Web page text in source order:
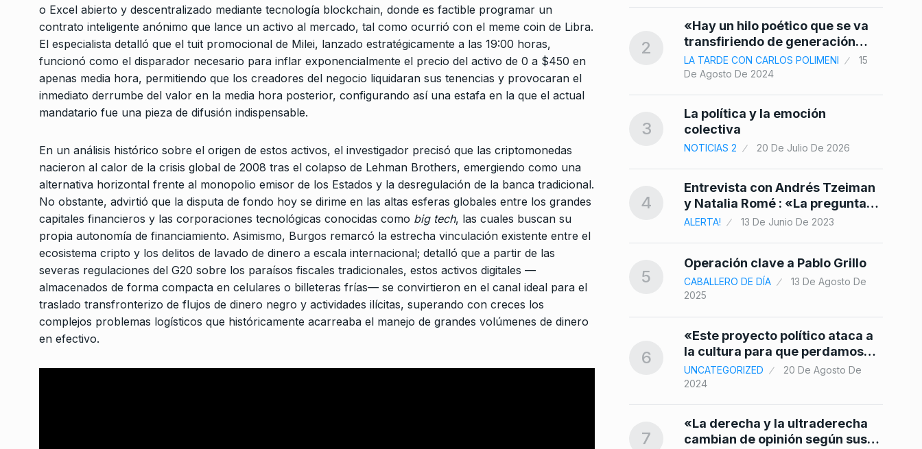
o Excel abierto y descentralizado mediante tecnología blockchain, donde es factible programar un
contrato inteligente anónimo que lance un activo al mercado, tal como ocurrió con el meme coin de Libra.
El especialista detalló que el tuit promocional de Milei, lanzado estratégicamente a las 19:00 horas,
funcionó como el disparador necesario para inflar exponencialmente el precio del activo de 0 a $450 en
apenas media hora, permitiendo que los creadores del negocio liquidaran sus tenencias y provocaran el
inmediato derrumbe del valor en la media hora posterior, configurando así una estafa en la que el actual
mandatario fue una pieza de difusión indispensable.
En un análisis histórico sobre el origen de estos activos, el investigador precisó que las criptomonedas
nacieron al calor de la crisis global de 2008 tras el colapso de Lehman Brothers, emergiendo como una
alternativa horizontal frente al monopolio emisor de los Estados y la desregulación de la banca tradicional.
No obstante, advirtió que la disputa de fondo hoy se dirime en las altas esferas globales entre los grandes
capitales financieros y las corporaciones tecnológicas conocidas como big tech, las cuales buscan su
propia autonomía de financiamiento. Asimismo, Burgos remarcó la estrecha vinculación existente entre el
ecosistema cripto y los delitos de lavado de dinero a escala internacional; detalló que a partir de las
severas regulaciones del G20 sobre los paraísos fiscales tradicionales, estos activos digitales —
almacenados de forma compacta en celulares o billeteras frías— se convirtieron en el canal ideal para el
traslado transfronterizo de flujos de dinero negro y actividades ilícitas, superando con creces los
complejos problemas logísticos que históricamente acarreaba el manejo de grandes volúmenes de dinero
en efectivo.
2
«Hay un hilo poético que se va
transfiriendo de generación…
LA TARDE CON CARLOS POLIMENI
15
De Agosto De 2024
La política y la emoción
NOTICIAS 2 20 De Julio De 2026
4
Entrevista con Andrés Tzeiman
y Natalia Romé : «La pregunta…
ALERTA! 13 De Junio De 2023
5
Operación clave a Pablo Grillo
CABALLERO DE DÍA
13 De Agosto De
2025
UNCATEGORIZED
20 De Agosto De
9
«Todos miramos a Patricia
Bullrich, pero hay algunos
‘monjes negros’…
NOTICIAS 2 16 De Agosto De 2025
Con gran ahínco: la paradoja de
2
«Hay un hilo poético que se va
transfiriendo de generación…
LA TARDE CON CARLOS POLIMENI
15
De Agosto De 2024
3
La política y la emoción
colectiva
NOTICIAS 2 20 De Julio De 2026
4
Entrevista con Andrés Tzeiman
y Natalia Romé : «La pregunta…
ALERTA! 13 De Junio De 2023
5
Operación clave a Pablo Grillo
CABALLERO DE DÍA
13 De Agosto De
2025
6
«Este proyecto político ataca a
la cultura para que perdamos…
UNCATEGORIZED
20 De Agosto De
2024
7
«La derecha y la ultraderecha
cambian de opinión según sus…